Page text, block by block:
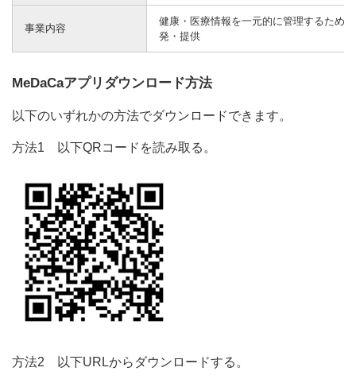
事業内容
健康・医療情報を一元的に管理するため
発・提供
MeDaCaアプリダウンロード方法
以下のいずれかの方法でダウンロードできます。
方法1 以下QRコードを読み取る。
方法2 以下URLからダウンロードする。